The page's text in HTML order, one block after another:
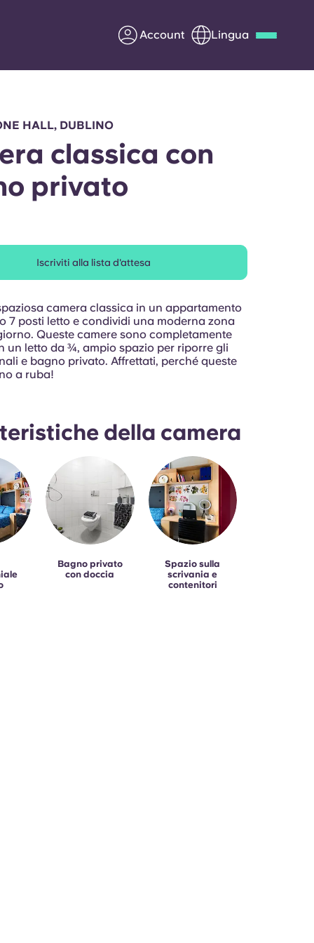
Account Lingua
genitori
HALL, DUBLINO
classica con
privato
Iscriviti alla lista d'attesa
camera classica in un appartamento
7 posti letto e condividi una moderna zona
Queste camere sono completamente
un letto da ¾, ampio spazio per riporre gli
e bagno privato. Affrettati, perché queste
a ruba!
della camera
Bagno privato
con doccia
Spazio sulla
scrivania e
contenitori